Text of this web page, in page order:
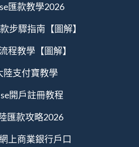
匯款教學2026
步驟指南【圖解】
程教學【圖解】
陸支付寶教學
開戶註冊教程
匯款攻略2026
上商業銀行戶口